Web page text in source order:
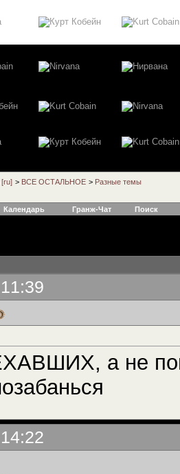
[ru] > ВСЕ ОСТАЛЬНОЕ > Разные темы
Календарь Гранж-Чат Поиск
а не